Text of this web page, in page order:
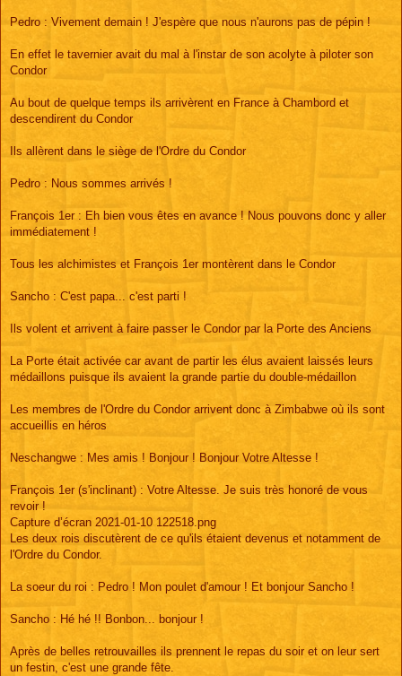
Pedro : Vivement demain ! J'espère que nous n'aurons pas de pépin !
En effet le tavernier avait du mal à l'instar de son acolyte à piloter son
Condor
Au bout de quelque temps ils arrivèrent en France à Chambord et
descendirent du Condor
Ils allèrent dans le siège de l'Ordre du Condor
Pedro : Nous sommes arrivés !
François 1er : Eh bien vous êtes en avance ! Nous pouvons donc y aller
immédiatement !
Tous les alchimistes et François 1er montèrent dans le Condor
Sancho : C'est papa... c'est parti !
Ils volent et arrivent à faire passer le Condor par la Porte des Anciens
La Porte était activée car avant de partir les élus avaient laissés leurs
médaillons puisque ils avaient la grande partie du double-médaillon
Les membres de l'Ordre du Condor arrivent donc à Zimbabwe où ils sont
accueillis en héros
Neschangwe : Mes amis ! Bonjour ! Bonjour Votre Altesse !
François 1er (s'inclinant) : Votre Altesse. Je suis très honoré de vous
revoir !
Capture d’écran 2021-01-10 122518.png
Les deux rois discutèrent de ce qu'ils étaient devenus et notamment de
l'Ordre du Condor.
La soeur du roi : Pedro ! Mon poulet d'amour ! Et bonjour Sancho !
Sancho : Hé hé !! Bonbon... bonjour !
Après de belles retrouvailles ils prennent le repas du soir et on leur sert
un festin, c'est une grande fête.